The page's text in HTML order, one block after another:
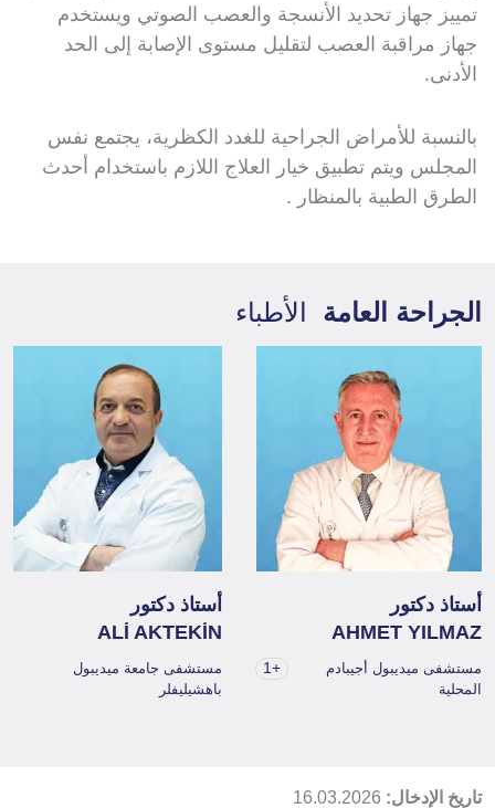
تمييز جهاز تحديد الأنسجة والعصب الصوتي ويستخدم
جهاز مراقبة العصب لتقليل مستوى الإصابة إلى الحد
الأدنى.
بالنسبة للأمراض الجراحية للغدد الكظرية، يجتمع نفس
المجلس ويتم تطبيق خيار العلاج اللازم باستخدام أحدث
الطرق الطبية بالمنظار .
الجراحة العامة الأطباء
أستاذ دكتور
AHMET YILMAZ
مستشفى ميديبول أجيبادم
المحلية
+1
أستاذ دكتور
ALİ AKTEKİN
مستشفى جامعة ميديبول
باهشيليفلر
تاريخ الإدخال: 16.03.2026